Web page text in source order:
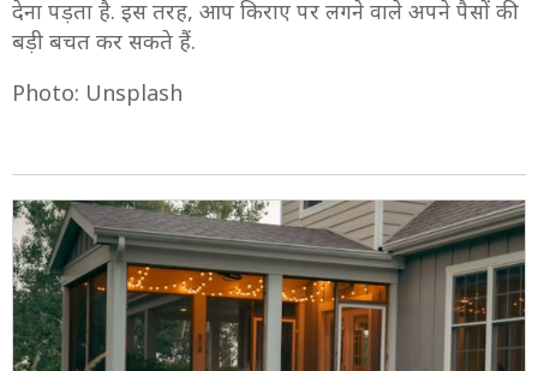
देना पड़ता है. इस तरह, आप किराए पर लगने वाले अपने पैसों की
बड़ी बचत कर सकते हैं.
Photo: Unsplash